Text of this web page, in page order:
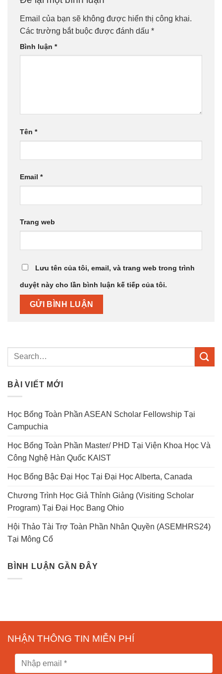
Email của bạn sẽ không được hiển thị công khai.
Các trường bắt buộc được đánh dấu *
Bình luận *
Tên *
Email *
Trang web
Lưu tên của tôi, email, và trang web trong trình
duyệt này cho lần bình luận kế tiếp của tôi.
BÀI VIẾT MỚI
Học Bổng Toàn Phần ASEAN Scholar Fellowship Tại
Campuchia
Học Bổng Toàn Phần Master/ PHD Tại Viện Khoa Học Và
Công Nghệ Hàn Quốc KAIST
Học Bổng Bậc Đại Học Tại Đại Học Alberta, Canada
Chương Trình Học Giả Thỉnh Giảng (Visiting Scholar
Program) Tại Đại Học Bang Ohio
Hội Thảo Tài Trợ Toàn Phần Nhân Quyền (ASEMHRS24)
Tại Mông Cổ
BÌNH LUẬN GẦN ĐÂY
NHẬN THÔNG TIN MIỄN PHÍ